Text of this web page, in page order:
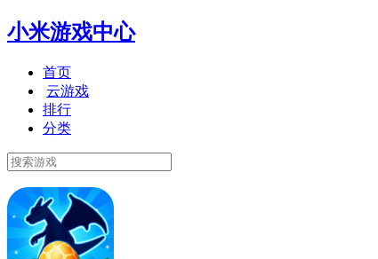
小米游戏中心
首页
云游戏
排行
分类